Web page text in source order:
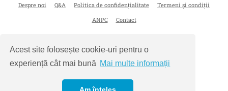
Acest site folosește cookie-uri pentru o
experiență cât mai bună Mai multe informații
Despre noi
Q&A Politica de confidențialitate
Termeni și condiții
ANPC
Contact